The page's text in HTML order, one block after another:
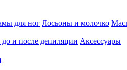
для ног Лосьоны и молочко
до и после депиляции Аксессуары